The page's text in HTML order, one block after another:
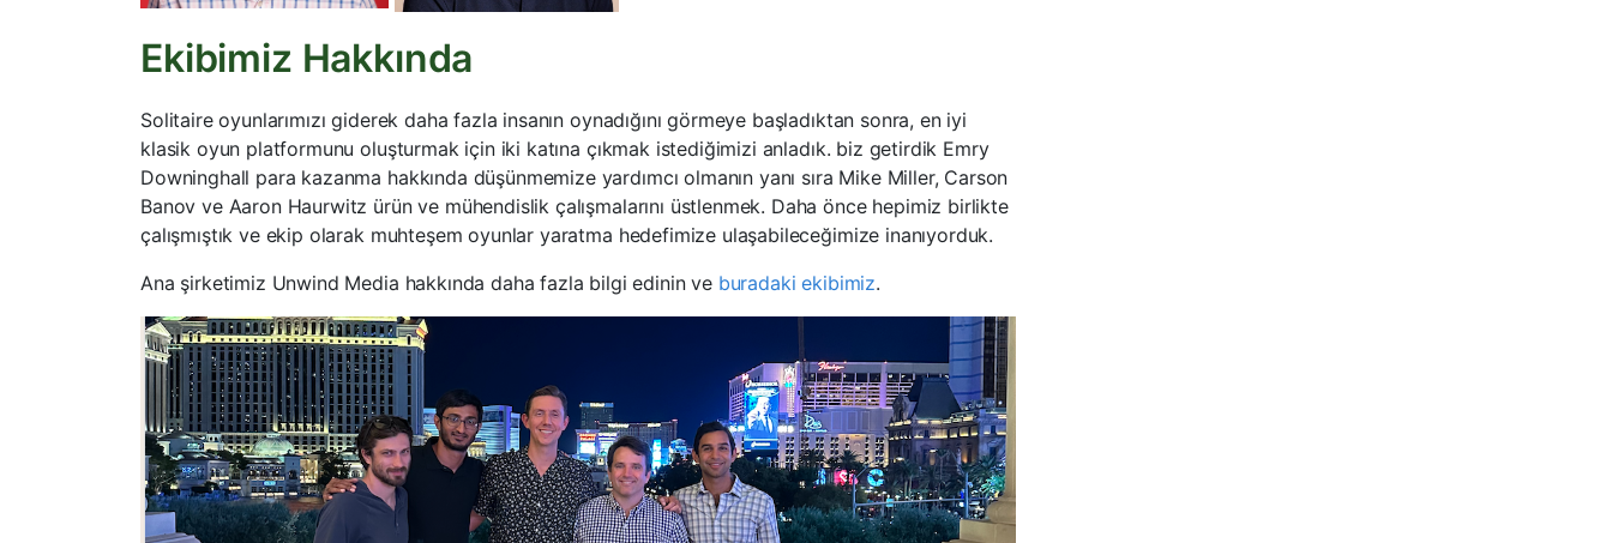
Ekibimiz Hakkında
Solitaire oyunlarımızı giderek daha fazla insanın oynadığını görmeye başladıktan sonra, en iyi
klasik oyun platformunu oluşturmak için iki katına çıkmak istediğimizi anladık. biz getirdik Emry
Downinghall para kazanma hakkında düşünmemize yardımcı olmanın yanı sıra Mike Miller, Carson
Banov ve Aaron Haurwitz ürün ve mühendislik çalışmalarını üstlenmek. Daha önce hepimiz birlikte
çalışmıştık ve ekip olarak muhteşem oyunlar yaratma hedefimize ulaşabileceğimize inanıyorduk.
Ana şirketimiz Unwind Media hakkında daha fazla bilgi edinin ve buradaki ekibimiz.